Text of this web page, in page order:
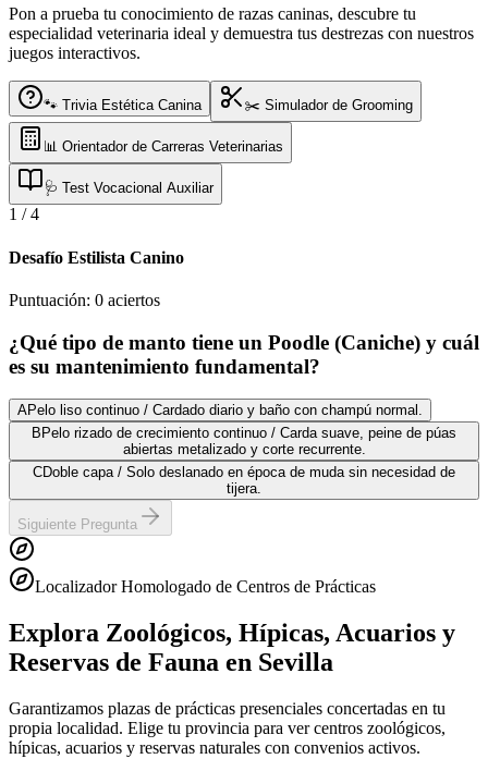
Pon a prueba tu conocimiento de razas caninas, descubre tu
especialidad veterinaria ideal y demuestra tus destrezas con nuestros
juegos interactivos.
🐾 Trivia Estética Canina ✂️ Simulador de Grooming
📊 Orientador de Carreras Veterinarias
🩺 Test Vocacional Auxiliar
1 /4
Desafío Estilista Canino
Puntuación: 0 aciertos
¿Qué tipo de manto tiene un Poodle (Caniche) y cuál
es su mantenimiento fundamental?
APelo liso continuo / Cardado diario y baño con champú normal.
B Pelo rizado de crecimiento continuo / Carda suave, peine de púas
abiertas metalizado y corte recurrente.
CDoble capa / Solo deslanado en época de muda sin necesidad de
tijera.
Siguiente Pregunta
Localizador Homologado de Centros de Prácticas
Explora Zoológicos, Hípicas, Acuarios y
Reservas de Fauna en Sevilla
Garantizamos plazas de prácticas presenciales concertadas en tu
propia localidad. Elige tu provincia para ver centros zoológicos,
hípicas, acuarios y reservas naturales con convenios activos.